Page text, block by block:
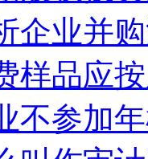
企业并
样品应
不参加